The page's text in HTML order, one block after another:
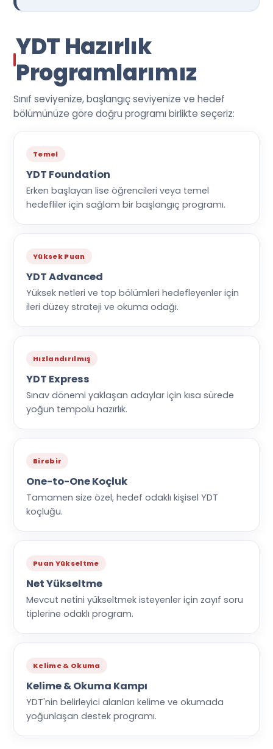
YDT Hazırlık
Programlarımız
Sınıf seviyenize, başlangıç seviyenize ve hedef
bölümünüze göre doğru programı birlikte seçeriz:
Temel
YDT Foundation
Erken başlayan lise öğrencileri veya temel
hedefliler için sağlam bir başlangıç programı.
Yüksek Puan
YDT Advanced
Yüksek netleri ve top bölümleri hedefleyenler için
ileri düzey strateji ve okuma odağı.
Hızlandırılmış
YDT Express
Sınav dönemi yaklaşan adaylar için kısa sürede
yoğun tempolu hazırlık.
Birebir
One-to-One Koçluk
Tamamen size özel, hedef odaklı kişisel YDT
koçluğu.
Puan Yükseltme
Net Yükseltme
Mevcut netini yükseltmek isteyenler için zayıf soru
tiplerine odaklı program.
Kelime & Okuma
Kelime & Okuma Kampı
YDT'nin belirleyici alanları kelime ve okumada
yoğunlaşan destek programı.